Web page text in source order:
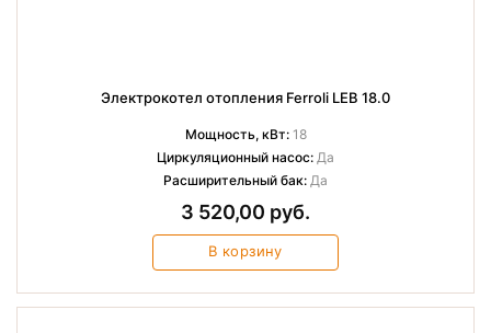
Электрокотел отопления Ferroli LEB 18.0
Мощность, кВт:18
Циркуляционный насос: Да
Расширительный бак: Да
3 520,00 руб.
В корзину